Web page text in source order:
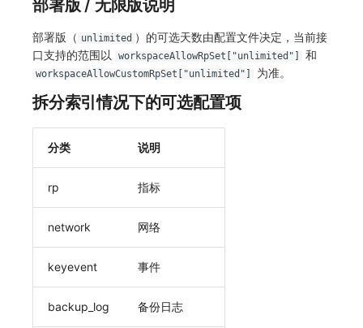
部署版 / 无限版说明
部署版（ unlimited ）的可选天数由配置文件决定，当前接
口支持的范围以
workspaceAllowRpSet["unlimited"] 和
workspaceAllowCustomRpSet["unlimited"] 为准。
拆分索引情况下的可选配置项
分类 说明
rp 指标
network 网络
keyevent 事件
backup_log 备份日志